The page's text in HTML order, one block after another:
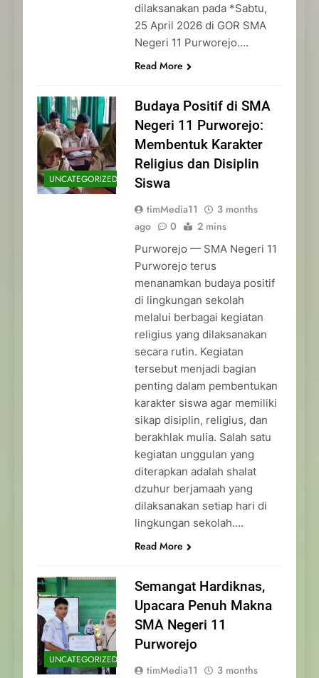
dilaksanakan pada *Sabtu,
25 April 2026 di GOR SMA
Negeri 11 Purworejo….
Read More
UNCATEGORIZED
Budaya Positif di SMA
Negeri 11 Purworejo:
Membentuk Karakter
Religius dan Disiplin
Siswa
timMedia11
3 months
ago
0 2 mins
Purworejo — SMA Negeri 11
Purworejo terus
menanamkan budaya positif
di lingkungan sekolah
melalui berbagai kegiatan
religius yang dilaksanakan
secara rutin. Kegiatan
tersebut menjadi bagian
penting dalam pembentukan
karakter siswa agar memiliki
sikap disiplin, religius, dan
berakhlak mulia. Salah satu
kegiatan unggulan yang
diterapkan adalah shalat
dzuhur berjamaah yang
dilaksanakan setiap hari di
lingkungan sekolah….
Read More
UNCATEGORIZED
Semangat Hardiknas,
Upacara Penuh Makna
SMA Negeri 11
Purworejo
timMedia11
3 months